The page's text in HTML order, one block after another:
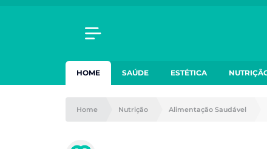
HOME SAÚDE ESTÉTICA
Home Nutrição Alimentação Saudável